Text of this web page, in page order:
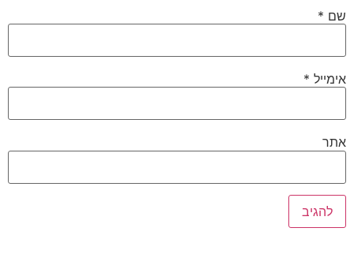
שם *
אימייל *
אתר